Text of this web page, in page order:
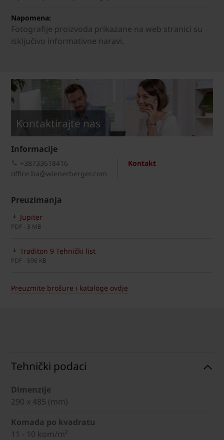
Napomena:
Fotografije proizvoda prikazane na web stranici su
isključivo informativne naravi.
Kontaktirajte nas
Informacije
Kontakt
+38733618416
office.ba@wienerberger.com
Preuzimanja
Jupiter
PDF - 3 MB
Traditon 9 Tehnički list
PDF - 596 KB
Preuzmite brošure i kataloge ovdje
Tehnički podaci
Dimenzije
290 x 485 (mm)
Komada po kvadratu
11 - 10 kom/m²